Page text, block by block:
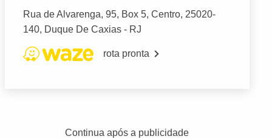
Rua de Alvarenga, 95, Box 5, Centro, 25020-
140, Duque De Caxias - RJ
rota pronta
Continua após a publicidade